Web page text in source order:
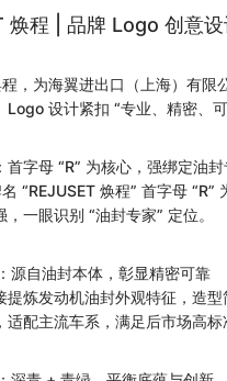
焕程 | 品牌 Logo 创意
程，为海翼进出口（上海）有
Logo 设计紧扣 “专业、精密、
首字母 “R” 为核心，强绑定油
“REJUSET 焕程” 首字母
一眼识别 “油封专家” 定位。
源自油封本体，彰显精密可靠
提炼发动机油封外观特征，造
适配主流车系，满足后市场高标